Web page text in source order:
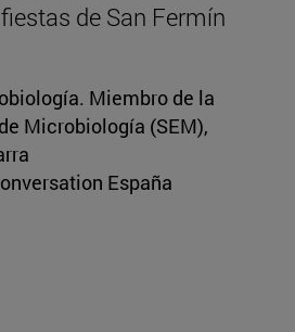
de San Fermín
Miembro de la
Microbiología (SEM),
España